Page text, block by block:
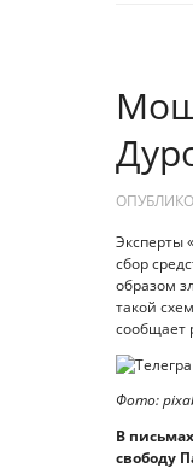
Эксперты
сбор
образом
такой
сообщает
Фото:
В
свободу